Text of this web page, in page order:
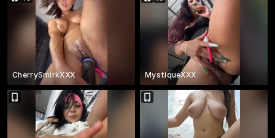
CherrySmirkXXX MystiqueXXX